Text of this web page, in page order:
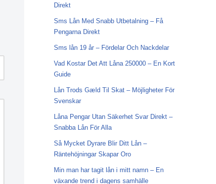
Direkt
Sms Lån Med Snabb Utbetalning – Få
Pengarna Direkt
Sms lån 19 år – Fördelar Och Nackdelar
Vad Kostar Det Att Låna 250000 – En Kort
Guide
Lån Trods Gæld Til Skat – Möjligheter För
Svenskar
Låna Pengar Utan Säkerhet Svar Direkt –
Snabba Lån För Alla
Så Mycket Dyrare Blir Ditt Lån –
Räntehöjningar Skapar Oro
Min man har tagit lån i mitt namn – En
växande trend i dagens samhälle